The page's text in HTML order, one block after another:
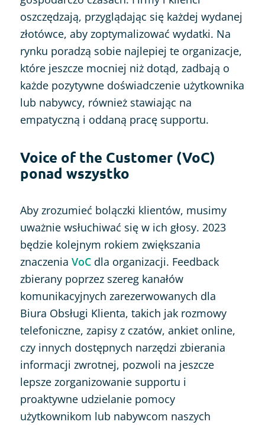
oszczędzają, przyglądając się każdej wydanej
złotówce, aby zoptymalizować wydatki. Na
rynku poradzą sobie najlepiej te organizacje,
które jeszcze mocniej niż dotąd, zadbają o
każde pozytywne doświadczenie użytkownika
lub nabywcy, również stawiając na
empatyczną i oddaną pracę supportu.
Voice of the Customer (VoC)
ponad wszystko
Aby zrozumieć bolączki klientów, musimy
uważnie wsłuchiwać się w ich głosy. 2023
będzie kolejnym rokiem zwiększania
znaczenia VoCdla organizacji. Feedback
zbierany poprzez szereg kanałów
komunikacyjnych zarezerwowanych dla
Biura Obsługi Klienta, takich jak rozmowy
telefoniczne, zapisy z czatów, ankiet online,
czy innych dostępnych narzędzi zbierania
informacji zwrotnej, pozwoli na jeszcze
lepsze zorganizowanie supportu i
proaktywne udzielanie pomocy
użytkownikom lub nabywcom naszych